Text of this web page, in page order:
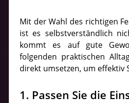
Mit der Wahl des richtigen
ist es selbstverständlich
kommt es auf gute
folgenden praktischen
direkt umsetzen, um effektiv
1. Passen Sie die